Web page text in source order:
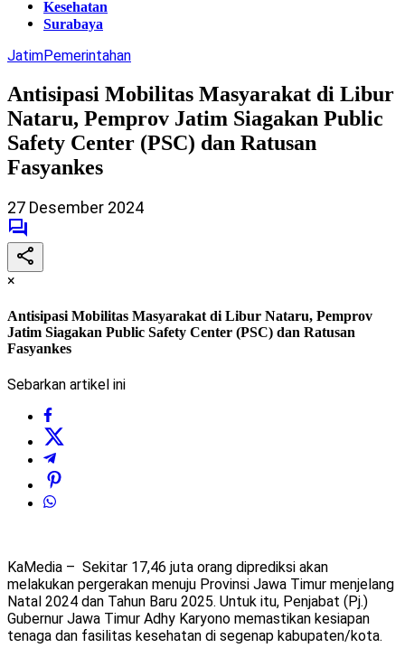
Kesehatan
Surabaya
JatimPemerintahan
Antisipasi Mobilitas Masyarakat di Libur
Nataru, Pemprov Jatim Siagakan Public
Safety Center (PSC) dan Ratusan
Fasyankes
27 Desember 2024
×
Antisipasi Mobilitas Masyarakat di Libur Nataru, Pemprov
Jatim Siagakan Public Safety Center (PSC) dan Ratusan
Fasyankes
Sebarkan artikel ini
KaMedia – Sekitar 17,46 juta orang diprediksi akan
melakukan pergerakan menuju Provinsi Jawa Timur menjelang
Natal 2024 dan Tahun Baru 2025. Untuk itu, Penjabat (Pj.)
Gubernur Jawa Timur Adhy Karyono memastikan kesiapan
tenaga dan fasilitas kesehatan di segenap kabupaten/kota.